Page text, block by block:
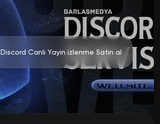
Discord Canli Yayin izlenme Satin al